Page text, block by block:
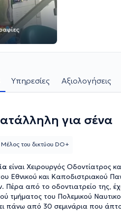
Υπηρεσίες Αξιολογήσεις
για σένα
είναι Χειρουργός Οδοντίατρος
Εθνικού και Καποδιστριακού
Πέρα από το οδοντιατρείο της,
τμήματος του Πολεμικού
πάνω από 30 σεμινάρια που
Μέλος του δικτύου DO+